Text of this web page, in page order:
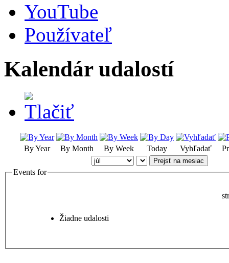
YouTube
Používateľ
Kalendár udalostí
By Year By Month By Week Today Vyhľadať
Prejsť na mesiac
Events for
Žiadne udalosti